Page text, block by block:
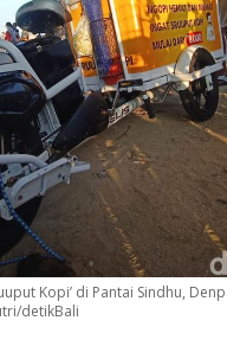
Kopi’ di Pantai Sindhu,
detikBali